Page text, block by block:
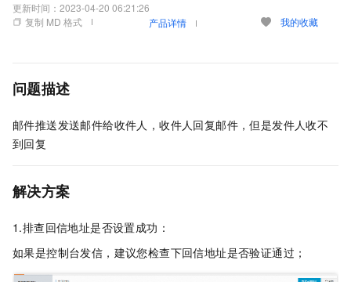
更新时间： 2023-04-20 06:21:26
复制 MD 格式
产品详情 我的收藏
问题描述
邮件推送发送邮件给收件人，收件人回复邮件，但是发件人收不
到回复
解决方案
1.排查回信地址是否设置成功：
如果是控制台发信，建议您检查下回信地址是否验证通过；